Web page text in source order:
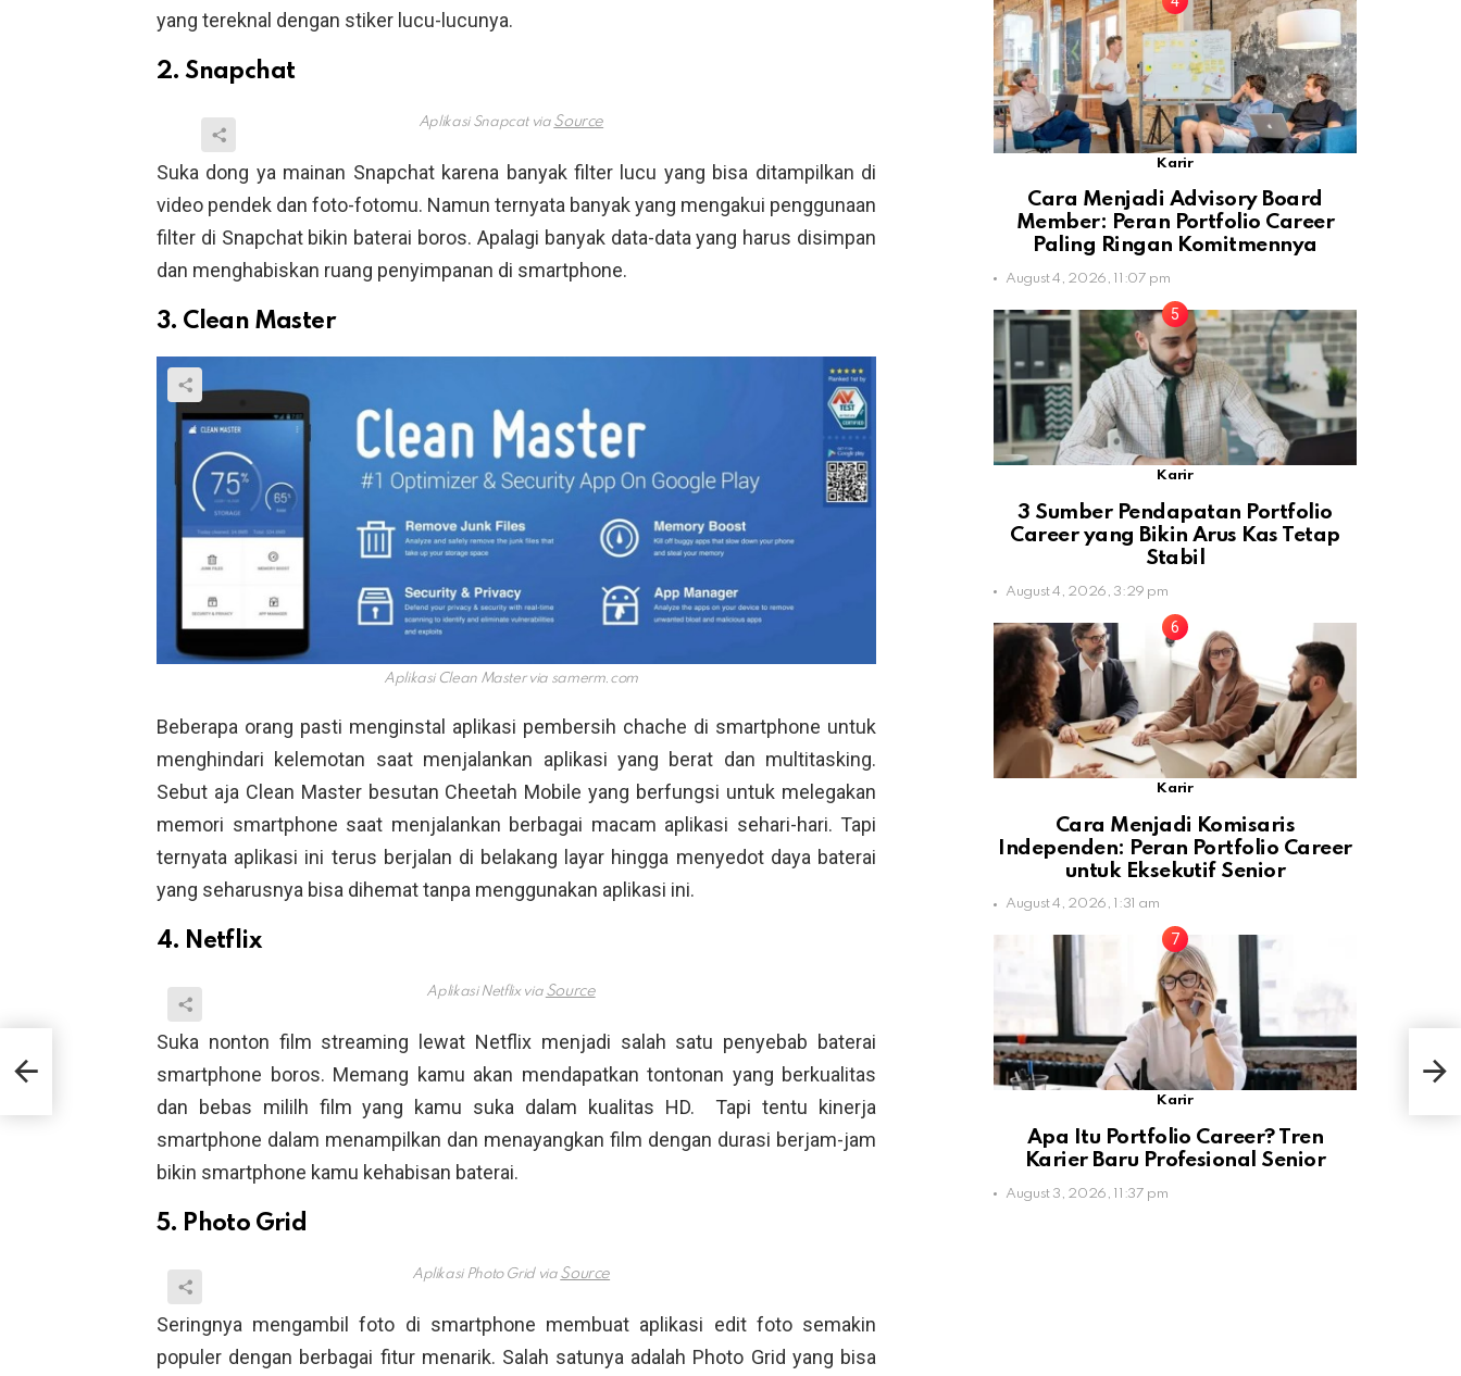
yang tereknal dengan stiker lucu-lucunya.
2. Snapchat
Aplikasi Snapcat via
Suka dong ya mainan Snapchat karena banyak filter lucu yang bisa ditampilkan di
video pendek dan foto-fotomu. Namun ternyata banyak yang mengakui penggunaan
filter di Snapchat bikin baterai boros. Apalagi banyak data-data yang harus disimpan
dan menghabiskan ruang penyimpanan di smartphone.
3. Clean Master
Aplikasi Clean Master via samerm.com
Beberapa orang pasti menginstal aplikasi pembersih chache di smartphone untuk
menghindari kelemotan saat menjalankan aplikasi yang berat dan multitasking.
Sebut aja Clean Master besutan Cheetah Mobile yang berfungsi untuk melegakan
memori smartphone saat menjalankan berbagai macam aplikasi sehari-hari. Tapi
ternyata aplikasi ini terus berjalan di belakang layar hingga menyedot daya baterai
yang seharusnya bisa dihemat tanpa menggunakan aplikasi ini.
4. Netflix
Aplikasi Netflix via
Suka nonton film streaming lewat Netflix menjadi salah satu penyebab baterai
smartphone boros. Memang kamu akan mendapatkan tontonan yang berkualitas
dan bebas mililh film yang kamu suka dalam kualitas HD. Tapi tentu kinerja
smartphone dalam menampilkan dan menayangkan film dengan durasi berjam-jam
bikin smartphone kamu kehabisan baterai.
5. Photo Grid
Aplikasi Photo Grid via
Seringnya mengambil foto di smartphone membuat aplikasi edit foto semakin
populer dengan berbagai fitur menarik. Salah satunya adalah Photo Grid yang bisa
Karir
Cara Menjadi Advisory Board
Member: Peran Portfolio Career
Paling Ringan Komitmennya
August 4, 2026, 11:07 pm
Karir
3 Sumber Pendapatan Portfolio
Career yang Bikin Arus Kas Tetap
Stabil
August 4, 2026, 3:29 pm
Karir
Cara Menjadi Komisaris
Independen: Peran Portfolio Career
untuk Eksekutif Senior
August 4, 2026, 1:31 am
Karir
Apa Itu Portfolio Career? Tren
Karier Baru Profesional Senior
August 3, 2026, 11:37 pm